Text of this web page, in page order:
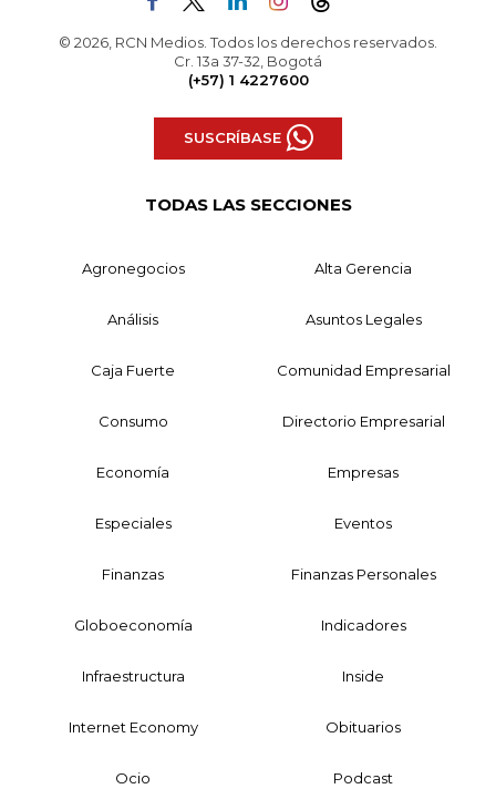
© 2026, RCN Medios. Todos los derechos reservados.
Cr. 13a 37-32, Bogotá
(+57) 1 4227600
SUSCRÍBASE
TODAS LAS SECCIONES
Agronegocios Alta Gerencia
Análisis Asuntos Legales
Caja Fuerte Comunidad Empresarial
Consumo Directorio Empresarial
Economía Empresas
Especiales Eventos
Finanzas Finanzas Personales
Globoeconomía Indicadores
Infraestructura Inside
Internet Economy Obituarios
Ocio Podcast